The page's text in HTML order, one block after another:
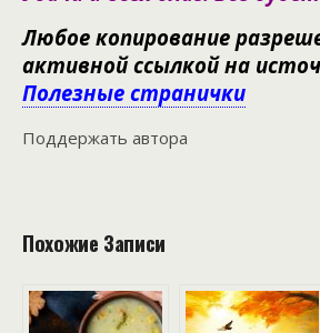
Любое копирование
активной ссылкой на
Полезные странички
Поддержать автора
Похожие Записи